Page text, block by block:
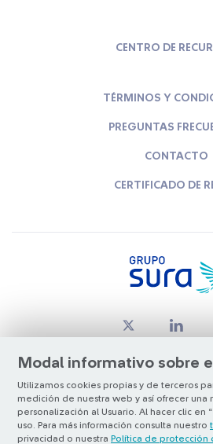
Modal informativo sobre
Utilizamos cookies propias y de terceros
medición de nuestra web y así ofrecer una
personalización al Usuario. Al hacer clic en “
uso. Para más información consulta nuestro
privacidad o nuestra Política de protección
CENTRO DE
TÉRMINOS Y
PREGUNTAS
CONTACTO
CERTIFICADO DE
© Copyright Grupo